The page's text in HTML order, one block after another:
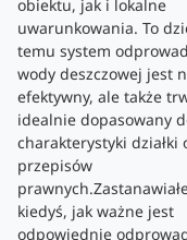
obiektu, jak i lokalne
uwarunkowania. To
temu system
wody deszczowej jest
efektywny, ale także
idealnie dopasowany
charakterystyki działki
przepisów
kiedyś, jak ważne jest
odpowiednie